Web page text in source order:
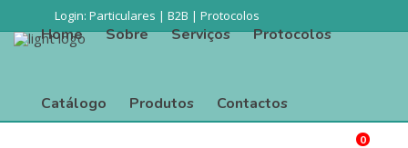
Login: Particulares | B2B | Protocolos
0
Home Sobre Serviços Protocolos
Catálogo Produtos Contactos